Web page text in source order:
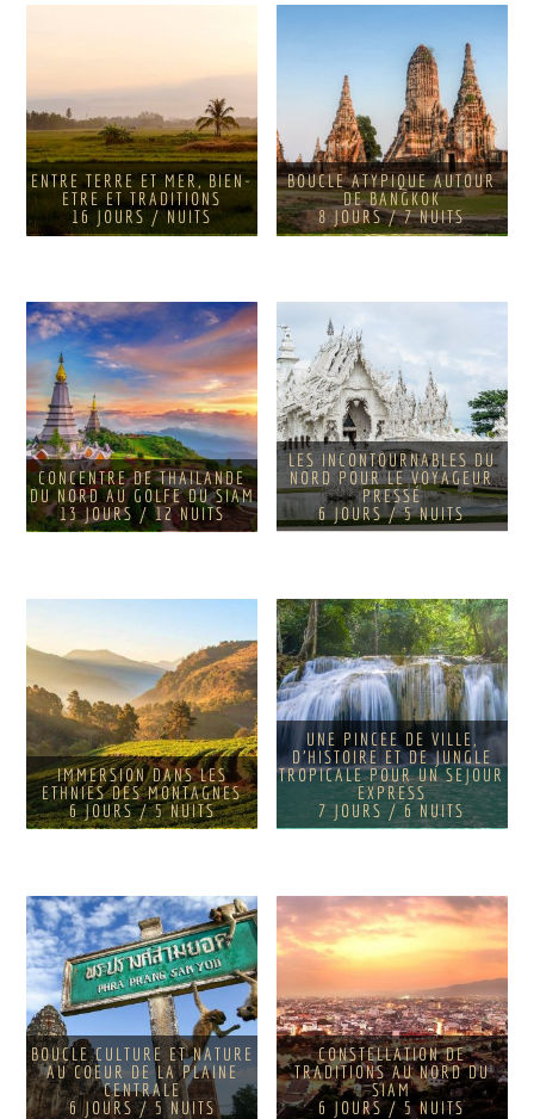
ENTRE TERRE ET MER, BIEN-
ETRE ET TRADITIONS
16 JOURS / NUITS
BOUCLE ATYPIQUE AUTOUR
DE BANGKOK
8 JOURS / 7 NUITS
CONCENTRE DE THAILANDE
DU NORD AU GOLFE DU SIAM
13 JOURS / 12 NUITS
LES INCONTOURNABLES DU
NORD POUR LE VOYAGEUR
PRESSÉ
6 JOURS / 5 NUITS
IMMERSION DANS LES
ETHNIES DES MONTAGNES
6 JOURS / 5 NUITS
UNE PINCEE DE VILLE,
D'HISTOIRE ET DE JUNGLE
TROPICALE POUR UN SEJOUR
EXPRESS
7 JOURS / 6 NUITS
BOUCLE CULTURE ET NATURE
AU COEUR DE LA PLAINE
CENTRALE
6 JOURS / 5 NUITS
CONSTELLATION DE
TRADITIONS AU NORD DU
SIAM
6 JOURS / 5 NUITS